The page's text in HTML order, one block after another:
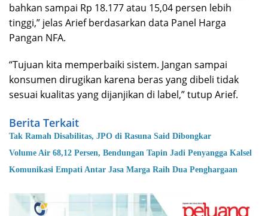
bahkan sampai Rp 18.177 atau 15,04 persen lebih
tinggi,” jelas Arief berdasarkan data Panel Harga
Pangan NFA.
“Tujuan kita memperbaiki sistem. Jangan sampai
konsumen dirugikan karena beras yang dibeli tidak
sesuai kualitas yang dijanjikan di label,” tutup Arief.
Berita Terkait
Tak Ramah Disabilitas, JPO di Rasuna Said Dibongkar
Volume Air 68,12 Persen, Bendungan Tapin Jadi Penyangga Kalsel
Komunikasi Empati Antar Jasa Marga Raih Dua Penghargaan